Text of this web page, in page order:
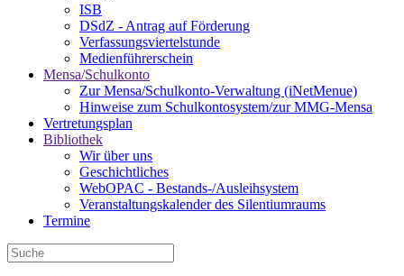
ISB
DSdZ - Antrag auf Förderung
Verfassungsviertelstunde
Medienführerschein
Mensa/Schulkonto
Zur Mensa/Schulkonto-Verwaltung (iNetMenue)
Hinweise zum Schulkontosystem/zur MMG-Mensa
Vertretungsplan
Bibliothek
Wir über uns
Geschichtliches
WebOPAC - Bestands-/Ausleihsystem
Veranstaltungskalender des Silentiumraums
Termine